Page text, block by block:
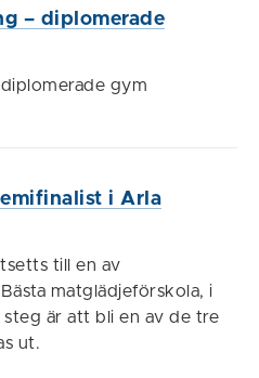
– diplomerade
gym
i Arla
till en av
matglädjeförskola, i
är att bli en av de tre
ut.